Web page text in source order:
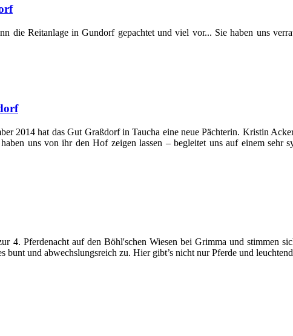
die Reitanlage in Gundorf gepachtet und viel vor... Sie haben uns
2014 hat das Gut Graßdorf in Taucha eine neue Pächterin. Kristin
uns von ihr den Hof zeigen lassen – begleitet uns auf einem sehr
4. Pferdenacht auf den Böhl'schen Wiesen bei Grimma und stimmen
und abwechslungsreich zu. Hier gibt’s nicht nur Pferde und